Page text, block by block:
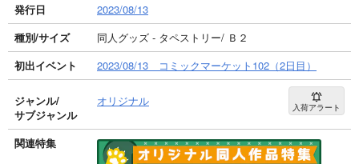
発行日
2023/08/13
種別/サイズ
同人グッズ - タペストリー/ Ｂ２
初出イベント
2023/08/13 コミックマーケット102（2日目）
ジャンル/
サブジャンル
オリジナル 入荷アラート
関連特集